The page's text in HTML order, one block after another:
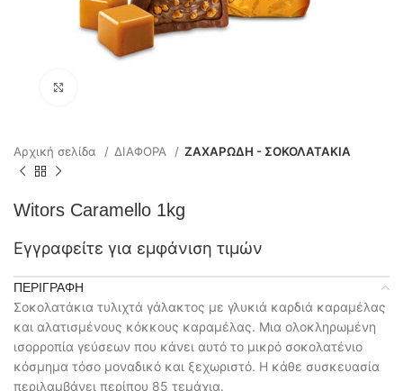
Αρχική σελίδα ΔΙΑΦΟΡΑ ΖΑΧΑΡΩΔΗ - ΣΟΚΟΛΑΤΑΚΙΑ
Witors Caramello 1kg
Εγγραφείτε για εμφάνιση τιμών
ΠΕΡΙΓΡΑΦΉ
Σοκολατάκια τυλιχτά γάλακτος με γλυκιά καρδιά καραμέλας
και αλατισμένους κόκκους καραμέλας. Μια ολοκληρωμένη
ισορροπία γεύσεων που κάνει αυτό το μικρό σοκολατένιο
κόσμημα τόσο μοναδικό και ξεχωριστό. Η κάθε συσκευασία
περιλαμβάνει περίπου 85 τεμάχια.